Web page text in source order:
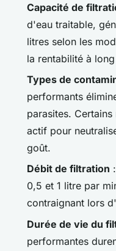
Capacité de
d'eau traitable,
litres selon les
la rentabilité à
Types de
performants
parasites.
actif pour
goût.
Débit de filtration
0,5 et 1 litre par
contraignant lors
Durée de vie du
performantes